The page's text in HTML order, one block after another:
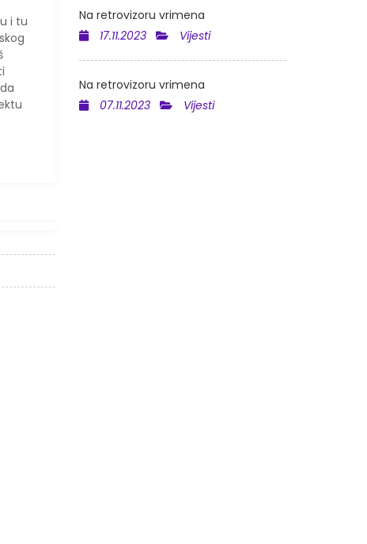
i tu
Na retrovizoru vrimena
17.11.2023
Vijesti
Na retrovizoru vrimena
07.11.2023
Vijesti